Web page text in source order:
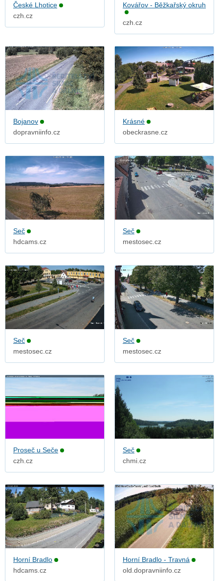
České Lhotice
czh.cz
Kovářov - Běžkařský okruh
czh.cz
Bojanov
dopravniinfo.cz
Krásné
obeckrasne.cz
Seč
hdcams.cz
Seč
mestosec.cz
Seč
mestosec.cz
Seč
mestosec.cz
Proseč u Seče
czh.cz
Seč
chmi.cz
Horní Bradlo
hdcams.cz
Horní Bradlo - Travná
old.dopravniinfo.cz